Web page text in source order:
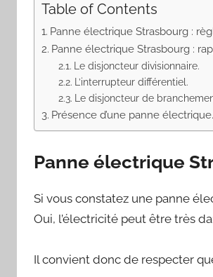
Table of Contents
Panne électrique Strasbourg :
Panne électrique Strasbourg :
Le disjoncteur divisionnaire.
L’interrupteur différentiel.
Le disjoncteur de
Présence d’une panne électrique.
Panne électrique
Si vous constatez une panne
Oui, l’électricité peut être très
Il convient donc de respecter